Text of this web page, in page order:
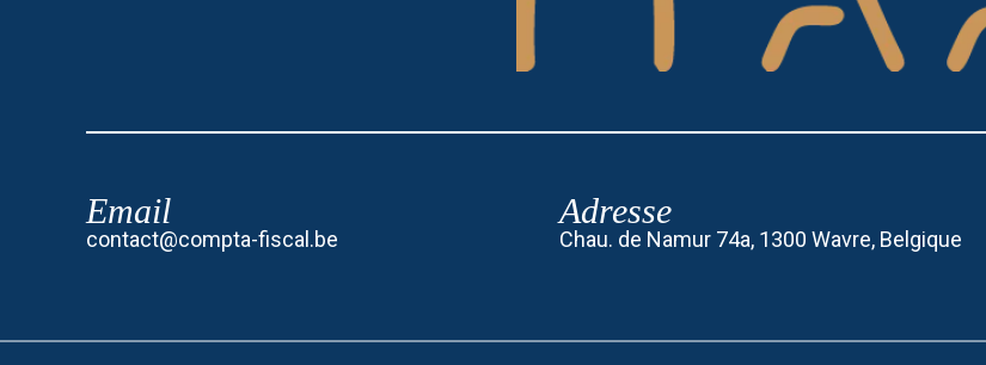
Email
contact@compta-fiscal.be
Adresse
Chau. de Namur 74a, 1300 Wavre, Belgique